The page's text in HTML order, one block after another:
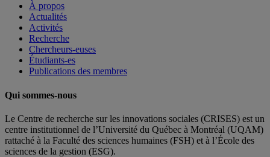
À propos
Actualités
Activités
Recherche
Chercheurs-euses
Étudiants-es
Publications des membres
Qui sommes-nous
Le Centre de recherche sur les innovations sociales (CRISES) est un
centre institutionnel de l’Université du Québec à Montréal (UQAM)
rattaché à la Faculté des sciences humaines (FSH) et à l’École des
sciences de la gestion (ESG).